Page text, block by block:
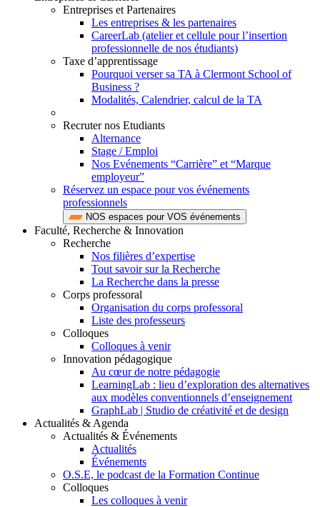
Entreprises et Partenaires
Les entreprises & les partenaires
CareerLab (atelier et cellule pour l’insertion
professionnelle de nos étudiants)
Taxe d’apprentissage
Pourquoi verser sa TA à Clermont School of
Business ?
Modalités, Calendrier, calcul de la TA
Recruter nos Etudiants
Alternance
Stage / Emploi
Nos Evénements “Carrière” et “Marque
employeur”
Réservez un espace pour vos événements
professionnels
NOS espaces pour VOS événements
Faculté, Recherche & Innovation
Recherche
Nos filières d’expertise
Tout savoir sur la Recherche
La Recherche dans la presse
Corps professoral
Organisation du corps professoral
Liste des professeurs
Colloques
Colloques à venir
Innovation pédagogique
Au cœur de notre pédagogie
LearningLab : lieu d’exploration des alternatives
aux modèles conventionnels d’enseignement
GraphLab | Studio de créativité et de design
Actualités & Agenda
Actualités & Événements
Actualités
Événements
O.S.E, le podcast de la Formation Continue
Colloques
Les colloques à venir